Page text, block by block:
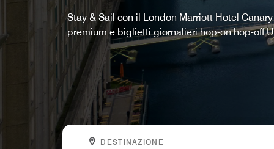
Stay & Sail con il London Marriott Hotel
premium e biglietti giornalieri hop-on hop-off
DESTINAZIONE